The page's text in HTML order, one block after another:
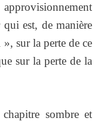
qui est, de manière
sur la perte de ce
sur la perte de la
sombre et